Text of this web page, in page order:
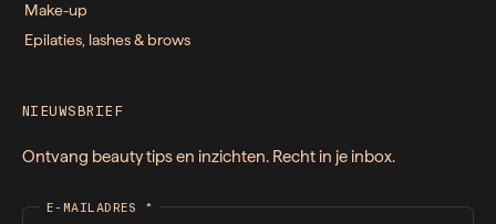
Make-up
Epilaties, lashes & brows
NIEUWSBRIEF
Ontvang beauty tips en inzichten. Recht in je inbox.
E-MAILADRES *